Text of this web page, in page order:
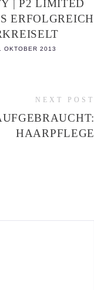
| P2 LIMITED
ERFOLGREICH
OKTOBER 2013
NEXT POST
HAARPFLEGE